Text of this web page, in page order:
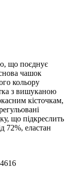
що поєднує
чашок
кольору
з вишуканою
кісточкам,
що підкреслить
72%, еластан